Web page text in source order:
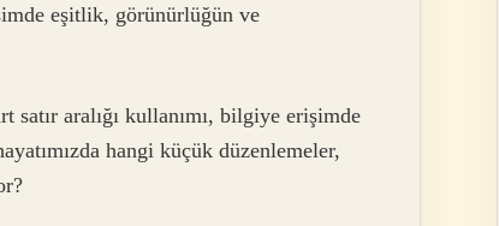
eşitlik, görünürlüğün ve
aralığı kullanımı, bilgiye erişimde
hangi küçük düzenlemeler,